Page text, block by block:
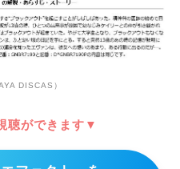
DISCAS）
聴ができます▼